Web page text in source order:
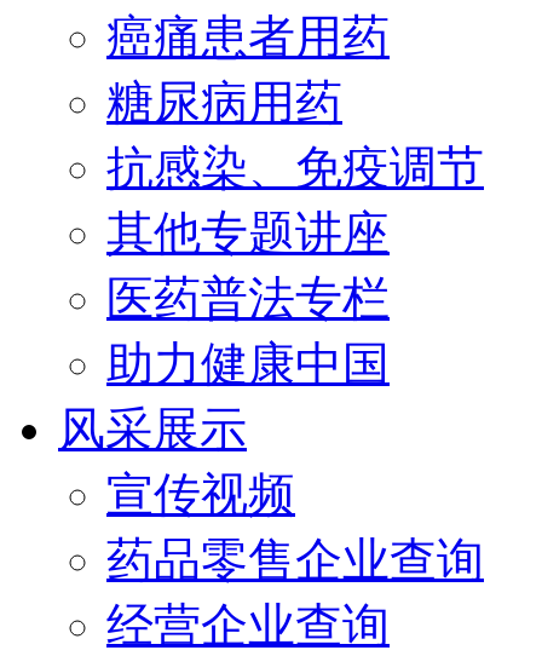
癌痛患者用药
糖尿病用药
抗感染、免疫调节
其他专题讲座
医药普法专栏
助力健康中国
风采展示
宣传视频
药品零售企业查询
经营企业查询